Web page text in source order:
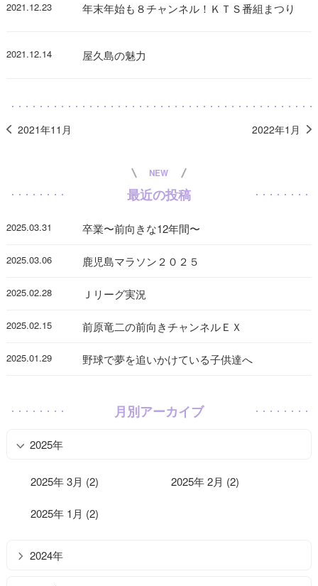
2021.12.23 年末年始も８チャンネル！ＫＴＳ番組まつり
2021.12.14 屋久島の魅力
2021年11月 2022年1月
NEW
最近の投稿
2025.03.31 卒業〜前向きな12年間〜
2025.03.06 鹿児島マラソン２０２５
2025.02.28 Ｊリーグ実況
2025.02.15 前原竜二の前向きチャンネルＥＸ
2025.01.29 野球で夢を追いかけている子供達へ
月別アーカイブ
2025年
2025年 3月 (2) 2025年 2月 (2)
2025年 1月 (2)
2024年